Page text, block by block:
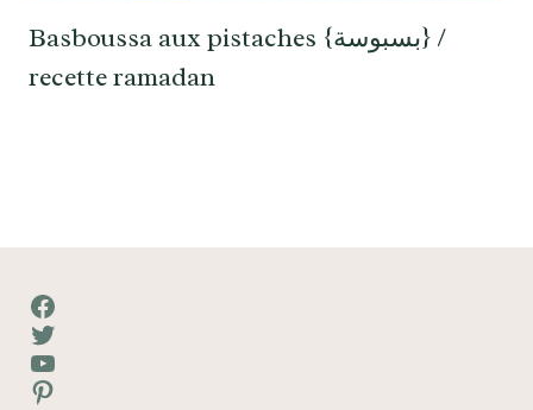
Basboussa aux pistaches {بسبوسة} /
recette ramadan
Facebook
Twitter
YouTube
Pinterest